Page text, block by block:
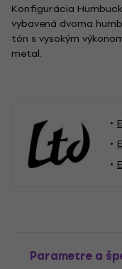
Konfigurácia
vybavená dvoma
tón s vysokým
metal.
Parametre a